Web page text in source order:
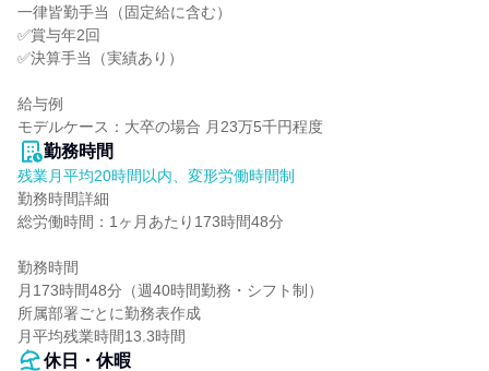
一律皆勤手当（固定給に含む）
✅賞与年2回
✅決算手当（実績あり）
給与例
モデルケース：大卒の場合 月23万5千円程度
勤務時間
残業月平均20時間以内、変形労働時間制
勤務時間詳細
総労働時間：1ヶ月あたり173時間48分
勤務時間
月173時間48分（週40時間勤務・シフト制）
所属部署ごとに勤務表作成
月平均残業時間13.3時間
休日・休暇